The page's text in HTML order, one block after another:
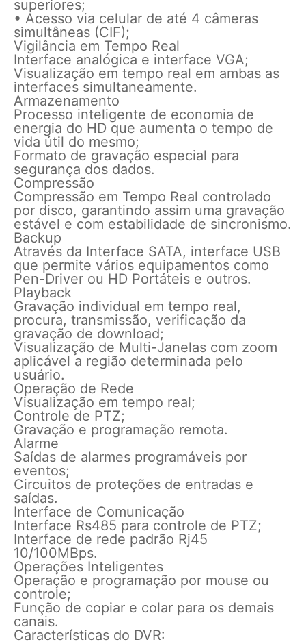
superiores;
• Acesso via celular de até 4 câmeras
simultâneas (CIF);
Vigilância em Tempo Real
Interface analógica e interface VGA;
Visualização em tempo real em ambas as
interfaces simultaneamente.
Armazenamento
Processo inteligente de economia de
energia do HD que aumenta o tempo de
vida útil do mesmo;
Formato de gravação especial para
segurança dos dados.
Compressão
Compressão em Tempo Real controlado
por disco, garantindo assim uma gravação
estável e com estabilidade de sincronismo.
Backup
Através da Interface SATA, interface USB
que permite vários equipamentos como
Pen-Driver ou HD Portáteis e outros.
Playback
Gravação individual em tempo real,
procura, transmissão, verificação da
gravação de download;
Visualização de Multi-Janelas com zoom
aplicável a região determinada pelo
usuário.
Operação de Rede
Visualização em tempo real;
Controle de PTZ;
Gravação e programação remota.
Alarme
Saídas de alarmes programáveis por
eventos;
Circuitos de proteções de entradas e
saídas.
Interface de Comunicação
Interface Rs485 para controle de PTZ;
Interface de rede padrão Rj45
10/100MBps.
Operações Inteligentes
Operação e programação por mouse ou
controle;
Função de copiar e colar para os demais
canais.
Características do DVR: